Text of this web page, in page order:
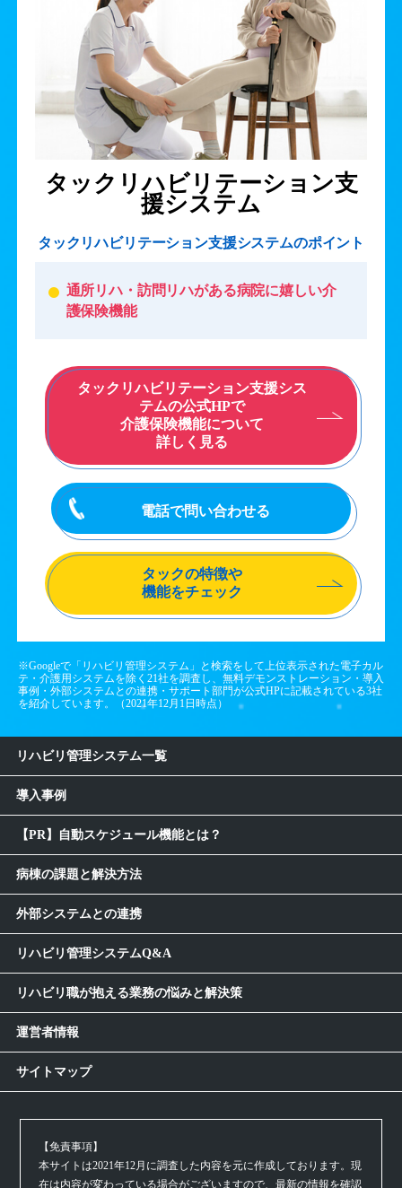
タックリハビリテーション支
援システム
タックリハビリテーション支援システムのポイント
通所リハ・訪問リハがある病院に嬉しい介
護保険機能
タックリハビリテーション支援シス
テムの公式HPで
介護保険機能について
詳しく見る
電話で問い合わせる
タックの特徴や
機能をチェック
※Googleで「リハビリ管理システム」と検索をして上位表示された電子カル
テ・介護用システムを除く21社を調査し、無料デモンストレーション・導入
事例・外部システムとの連携・サポート部門が公式HPに記載されている3社
を紹介しています。（2021年12月1日時点）
リハビリ管理システム一覧
導入事例
【PR】自動スケジュール機能とは？
病棟の課題と解決方法
外部システムとの連携
リハビリ管理システムQ&A
リハビリ職が抱える業務の悩みと解決策
運営者情報
サイトマップ
【免責事項】
本サイトは2021年12月に調査した内容を元に作成しております。現
在は内容が変わっている場合がございますので、最新の情報を確認